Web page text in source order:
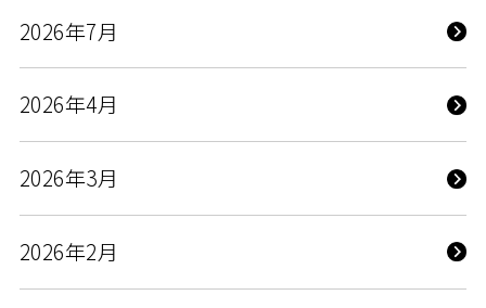
2026年7月
2026年4月
2026年3月
2026年2月